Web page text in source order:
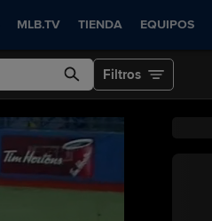
MLB.TV TIENDA EQUIPOS
Filtros